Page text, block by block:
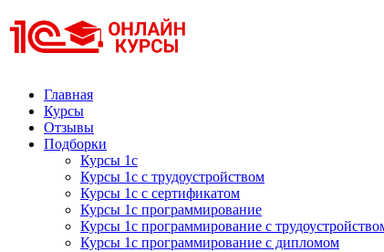
Курсы 1С
Курсы 1С официальная сертификация
Главная
Курсы
Отзывы
Подборки
Курсы 1с
Курсы 1с с трудоустройством
Курсы 1с с сертификатом
Курсы 1с программирование
Курсы 1с программирование с
Курсы 1с программирование с дипломом